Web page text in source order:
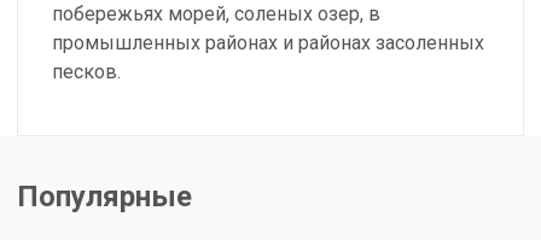
побережьях морей, соленых озер, в
промышленных районах и районах засоленных
песков.
Популярные